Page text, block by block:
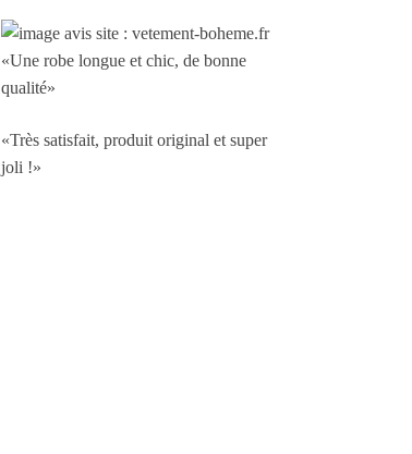
«Une robe longue et chic, de bonne
qualité»
«Très satisfait, produit original et super
joli !»